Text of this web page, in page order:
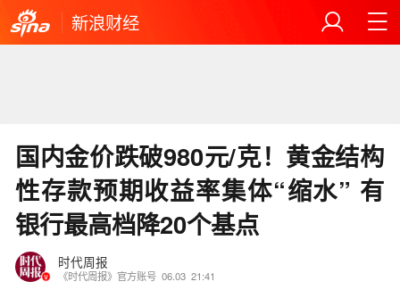
新浪财经
国内金价跌破980元/克！黄金结构
性存款预期收益率集体“缩水” 有
银行最高档降20个基点
时代周报
《时代周报》官方账号 06.03 21:41